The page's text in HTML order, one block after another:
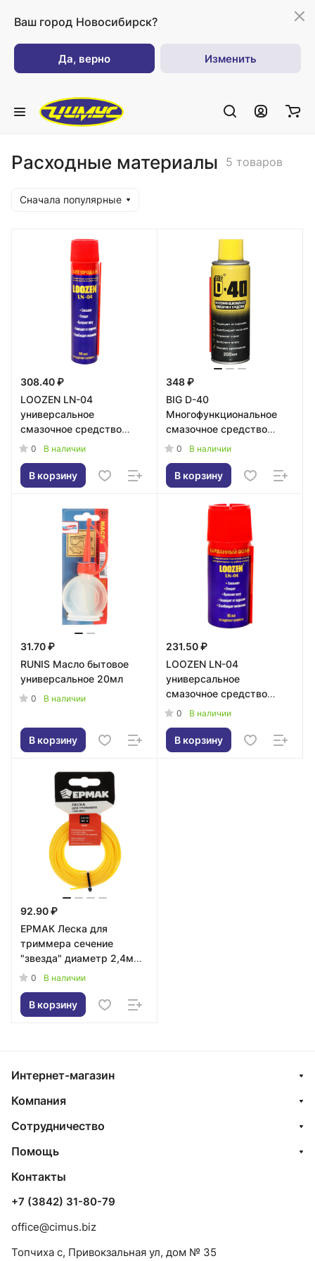
Ваш город Новосибирск?
Да, верно Изменить
Расходные материалы 5 товаров
Сначала популярные
308.40 ₽
LOOZEN LN-04
универсальное
смазочное средство
бытовое, 90мл
0 В наличии
В корзину
348 ₽
BIG D-40
Многофункциональное
смазочное средство
200мл
0 В наличии
В корзину
31.70 ₽
RUNIS Масло бытовое
универсальное 20мл
0 В наличии
В корзину
231.50 ₽
LOOZEN LN-04
универсальное
смазочное средство
бытовое, 45мл
0 В наличии
В корзину
92.90 ₽
ЕРМАК Леска для
триммера сечение
"звезда" диаметр 2,4мм,
длина 15м.(профи
0 В наличии
В корзину
Интернет-магазин
Компания
Сотрудничество
Помощь
Контакты
+7 (3842) 31-80-79
office@cimus.biz
Топчиха с, Привокзальная ул, дом № 35